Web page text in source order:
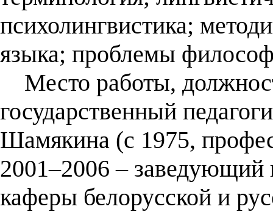
психолингвистика;
языка; проблемы
Место работы,
государственный
Шамякина (с 1975,
2001–2006 – заведующий
каферы белорусской и